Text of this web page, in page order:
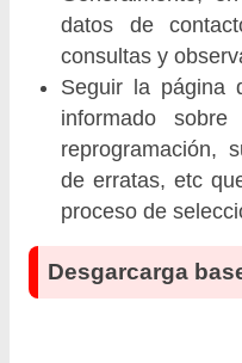
datos de
consultas y
Seguir la página
informado sobre
reprogramación,
de erratas, etc
proceso de
Desgarcarga